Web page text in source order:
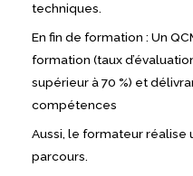
techniques.
En fin de formation : Un
formation (taux
supérieur à 70 %) et
compétences
Aussi, le formateur réalise
parcours.